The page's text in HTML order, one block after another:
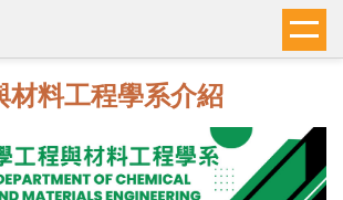
材料工程學系介紹